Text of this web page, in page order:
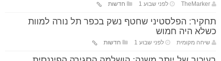
TheMarker לפני שבוע 1 חדשות
תחקיר: הפלסטיני שחטף נשק בכפר תל נורה למוות
כשלא היה חמוש
שיחה מקומית לפני שבוע 1 חדשות